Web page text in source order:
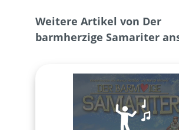
Produktgalerie überspringen
Weitere Artikel von Der
barmherzige Samariter